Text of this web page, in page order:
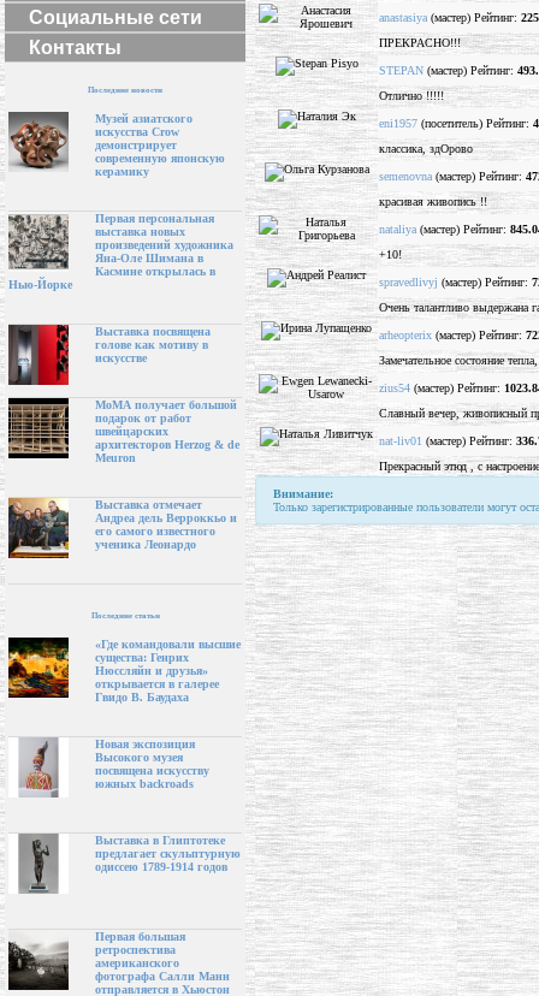
Социальные сети
Контакты
Последние новости
Музей азиатского
искусства Crow
демонстрирует
современную японскую
керамику
Первая персональная
выставка новых
произведений художника
Яна-Оле Шимана в
Касмине открылась в
Нью-Йорке
Выставка посвящена
голове как мотиву в
искусстве
МоМА получает большой
подарок от работ
швейцарских
архитекторов Herzog & de
Meuron
Выставка отмечает
Андреа дель Верроккьо и
его самого известного
ученика Леонардо
Последние статьи
«Где командовали высшие
существа: Генрих
Нюссляйн и друзья»
открывается в галерее
Гвидо В. Баудаха
Новая экспозиция
Высокого музея
посвящена искусству
южных backroads
Выставка в Глиптотеке
предлагает скульптурную
одиссею 1789-1914 годов
Первая большая
ретроспектива
американского
фотографа Салли Манн
отправляется в Хьюстон
anastasiya (мастер) Рейтинг:
ПРЕКРАСНО!!!
STEPAN (мастер) Рейтинг:
Отлично !!!!!
eni1957 (посетитель) Рейтинг:
классика, здОрово
semenovna (мастер) Рейтинг:
красивая живопись !!
nataliya (мастер) Рейтинг:
+10!
spravedlivyj (мастер) Рейтинг:
Очень талантливо выдержана
arheopterix (мастер) Рейтинг:
Замечательное состояние
zius54 (мастер) Рейтинг:
Славный вечер, живописный
nat-liv01 (мастер) Рейтинг:
Прекрасный этюд , с
Внимание:
Только зарегистрированные пользователи могут